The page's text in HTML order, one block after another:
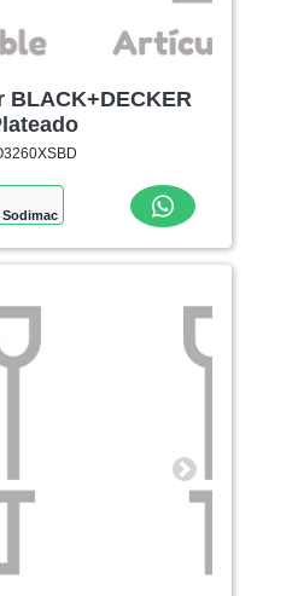
BLACK+DECKER
Sodimac
Siguiente